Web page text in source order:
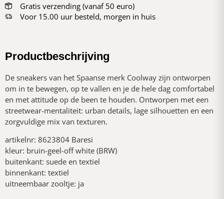
Gratis verzending (vanaf 50 euro)
Voor 15.00 uur besteld, morgen in huis
Productbeschrijving
De sneakers van het Spaanse merk Coolway zijn ontworpen
om in te bewegen, op te vallen en je de hele dag comfortabel
en met attitude op de been te houden. Ontworpen met een
streetwear-mentaliteit: urban details, lage silhouetten en een
zorgvuldige mix van texturen.
artikelnr: 8623804 Baresi
kleur: bruin-geel-off white (BRW)
buitenkant: suede en textiel
binnenkant: textiel
uitneembaar zooltje: ja